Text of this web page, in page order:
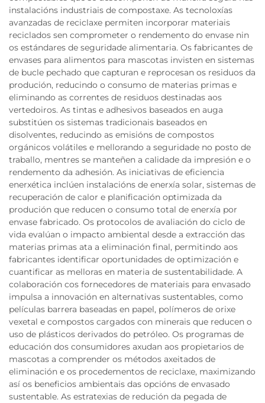
instalacións industriais de compostaxe. As tecnoloxías
avanzadas de reciclaxe permiten incorporar materiais
reciclados sen comprometer o rendemento do envase nin
os estándares de seguridade alimentaria. Os fabricantes de
envases para alimentos para mascotas invisten en sistemas
de bucle pechado que capturan e reprocesan os residuos da
produción, reducindo o consumo de materias primas e
eliminando as correntes de residuos destinadas aos
vertedoiros. As tintas e adhesivos baseados en auga
substitúen os sistemas tradicionais baseados en
disolventes, reducindo as emisións de compostos
orgánicos volátiles e mellorando a seguridade no posto de
traballo, mentres se manteñen a calidade da impresión e o
rendemento da adhesión. As iniciativas de eficiencia
enerxética inclúen instalacións de enerxía solar, sistemas de
recuperación de calor e planificación optimizada da
produción que reducen o consumo total de enerxía por
envase fabricado. Os protocolos de avaliación do ciclo de
vida evalúan o impacto ambiental desde a extracción das
materias primas ata a eliminación final, permitindo aos
fabricantes identificar oportunidades de optimización e
cuantificar as melloras en materia de sustentabilidade. A
colaboración cos fornecedores de materiais para envasado
impulsa a innovación en alternativas sustentables, como
películas barrera baseadas en papel, polímeros de orixe
vexetal e compostos cargados con minerais que reducen o
uso de plásticos derivados do petróleo. Os programas de
educación dos consumidores axudan aos propietarios de
mascotas a comprender os métodos axeitados de
eliminación e os procedementos de reciclaxe, maximizando
así os beneficios ambientais das opcións de envasado
sustentable. As estratexias de redución da pegada de